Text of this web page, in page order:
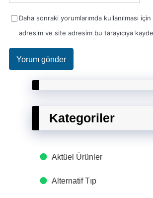
Daha sonraki yorumlarımda kullanılması
adresim ve site adresim bu tarayıcıya
Kategoriler
Aktüel Ürünler
Alternatif Tıp